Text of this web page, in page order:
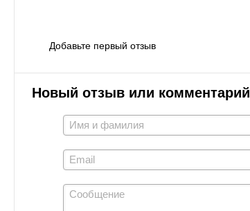
Добавьте первый отзыв
Новый отзыв или комментарий